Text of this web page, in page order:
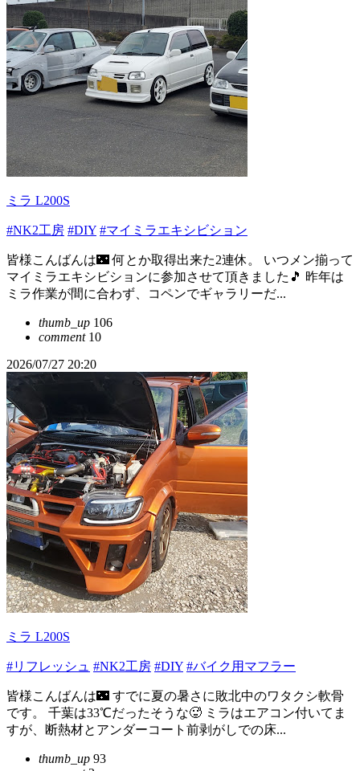
ミラ L200S
#NK2工房 #DIY #マイミラエキシビション
皆様こんばんは🌃 何とか取得出来た2連休。 いつメン揃って
マイミラエキシビションに参加させて頂きました🎵 昨年は
ミラ作業が間に合わず、コペンでギャラリーだ...
thumb_up 106
comment10
2026/07/27 20:20
ミラ L200S
#リフレッシュ #NK2工房 #DIY #バイク用マフラー
皆様こんばんは🌃 すでに夏の暑さに敗北中のワタクシ軟骨
です。 千葉は33℃だったそうな🥵 ミラはエアコン付いてま
すが、断熱材とアンダーコート前剥がしでの床...
thumb_up 93